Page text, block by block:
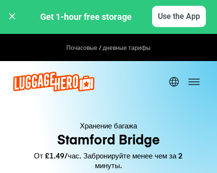
Get 1-hour free storage Use the App
Почасовые / дневные тарифы
Хранение багажа
Stamford Bridge
От £1.49/час. Забронируйте менее чем за 2
минуты.